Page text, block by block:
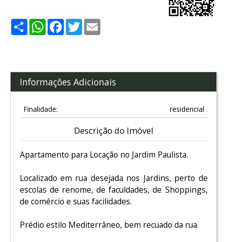
ShareWhatsApp
Facebook
Twitter
Informações Adicionais
Finalidade: residencial
Descrição do Imóvel
Apartamento para Locação no Jardim Paulista.
Localizado em rua desejada nos Jardins, perto de
escolas de renome, de faculdades, de Shoppings,
de comércio e suas facilidades.
Prédio estilo Mediterrâneo, bem recuado da rua.